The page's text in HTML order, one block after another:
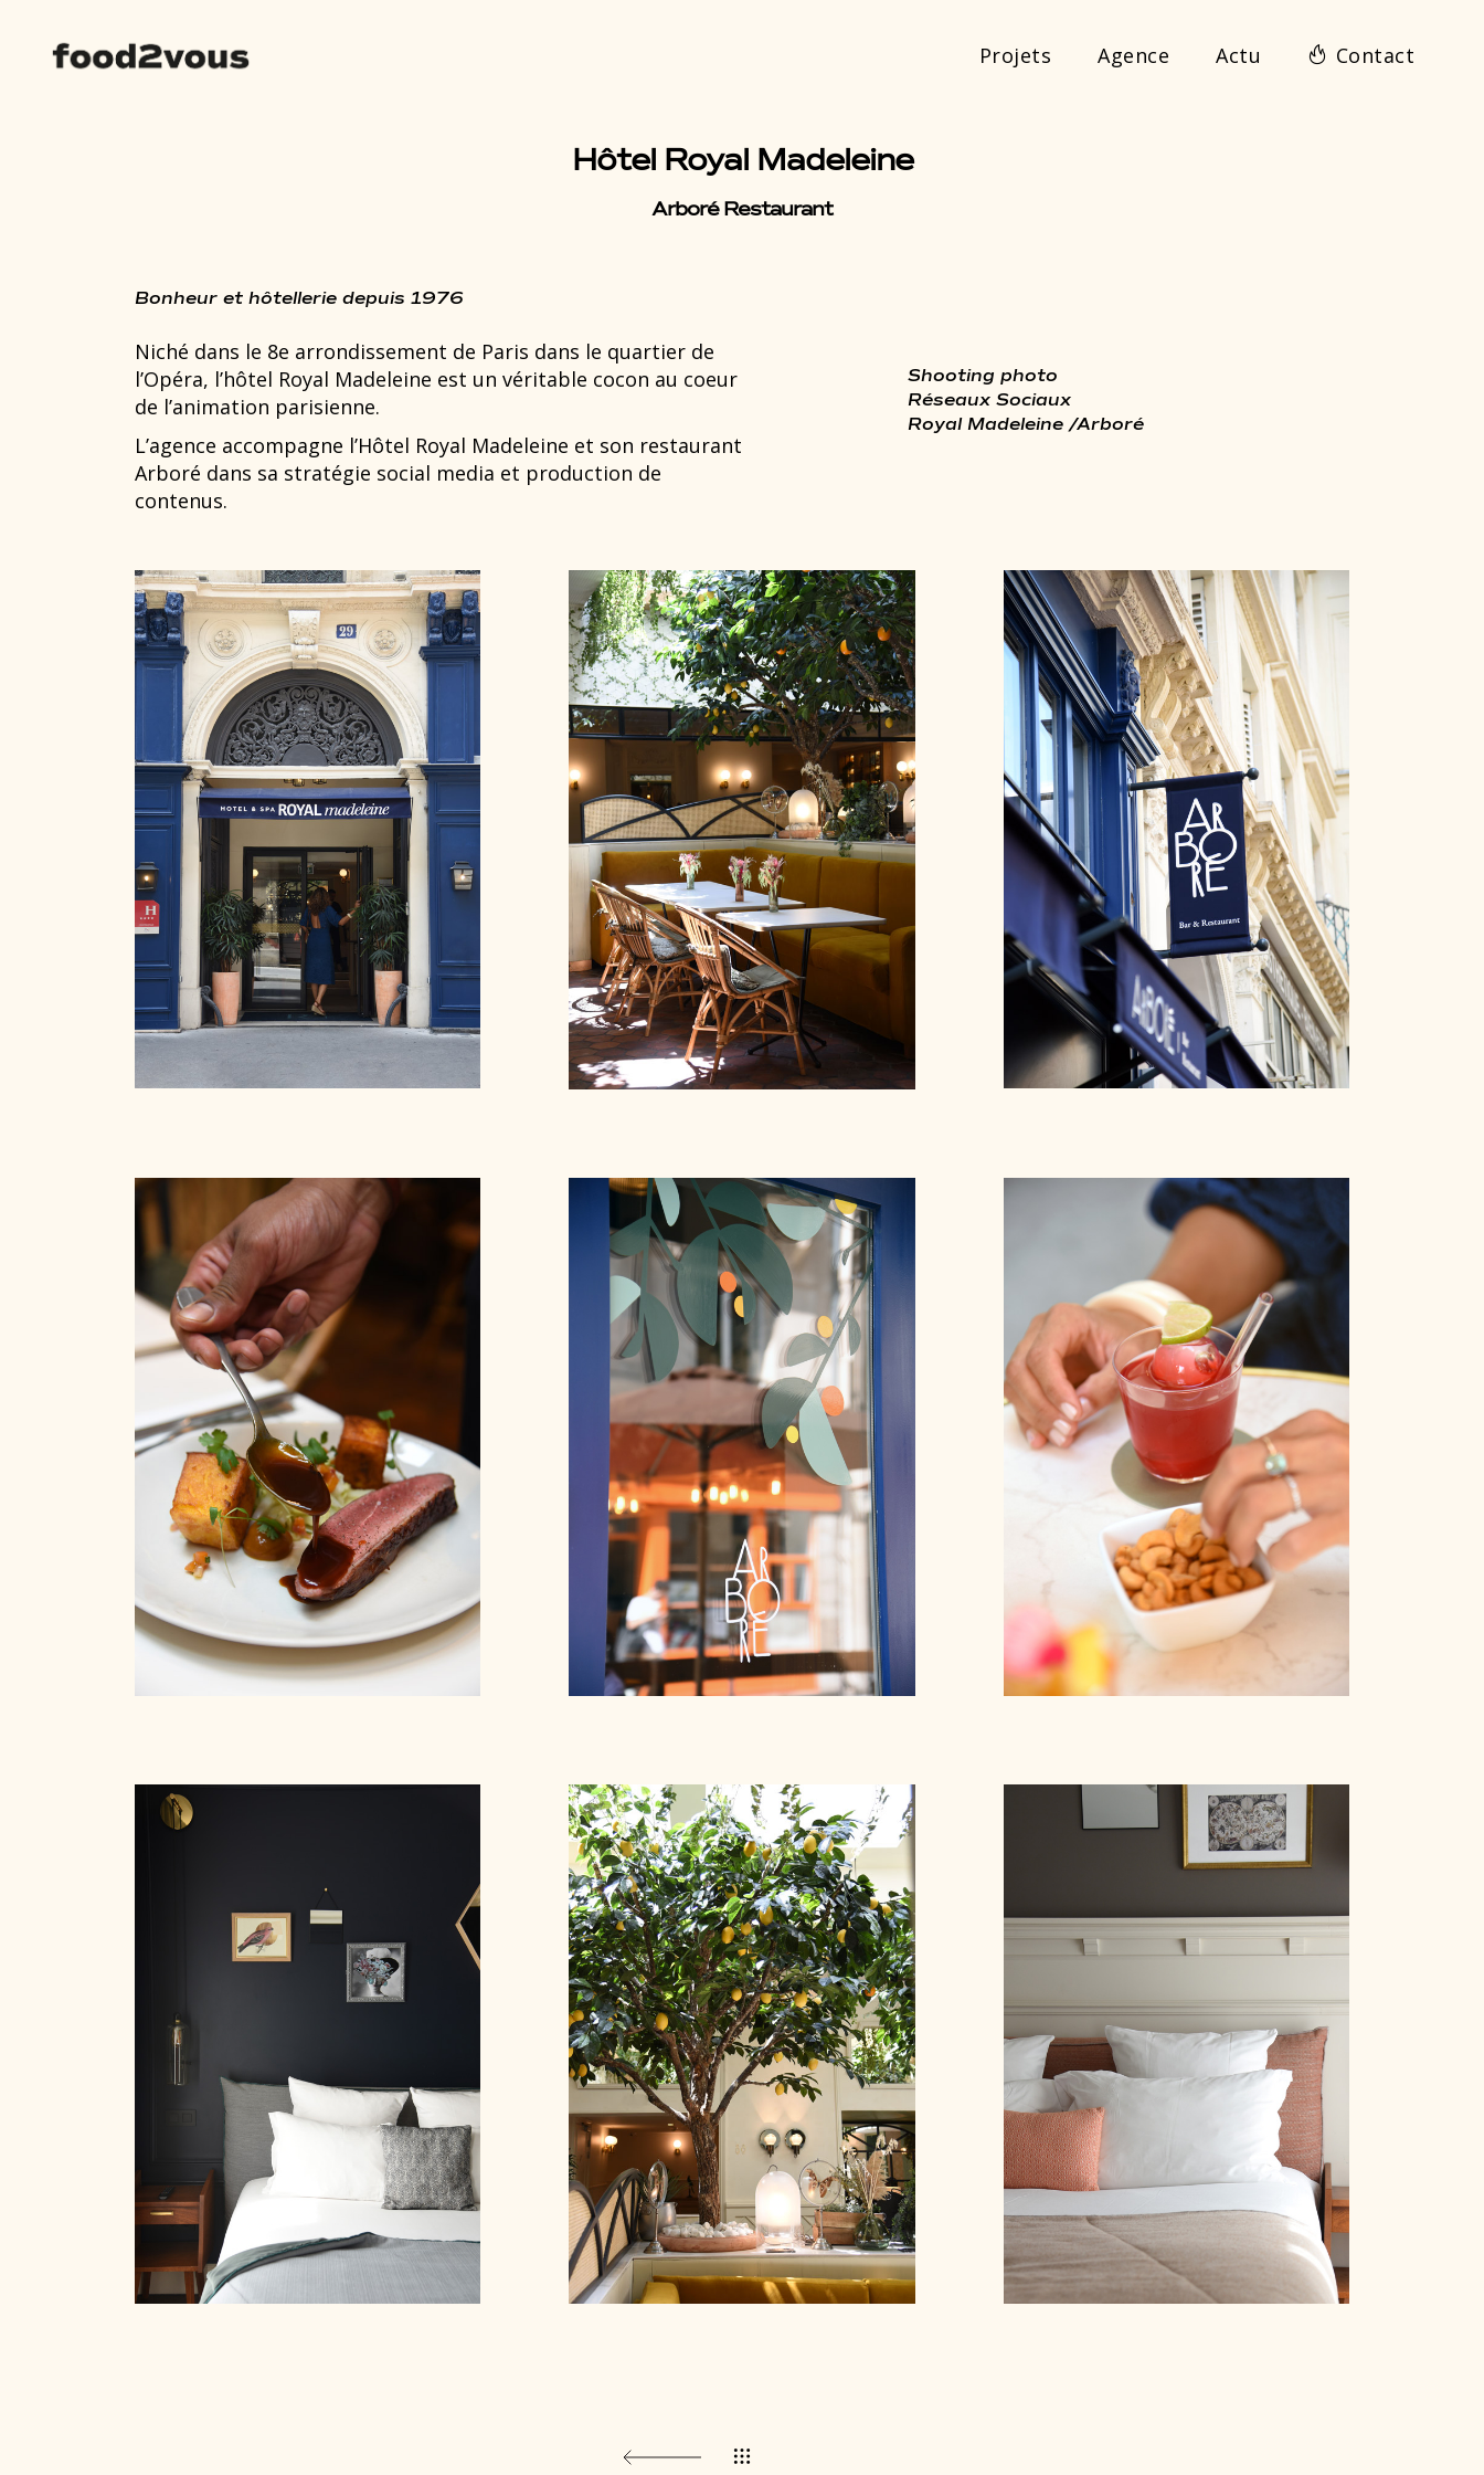
Projets Agence Actu Contact
Hôtel Royal Madeleine
Arboré Restaurant
Bonheur et hôtellerie depuis 1976
Niché dans le 8e arrondissement de Paris dans le quartier de
l’Opéra, l’hôtel Royal Madeleine est un véritable cocon au coeur
de l’animation parisienne.
L’agence accompagne l’Hôtel Royal Madeleine et son restaurant
Arboré dans sa stratégie social media et production de
contenus.
Shooting photo
Réseaux Sociaux
Royal Madeleine /Arboré